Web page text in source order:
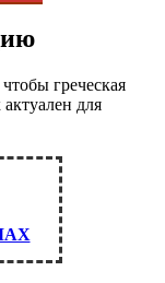
греческая
для